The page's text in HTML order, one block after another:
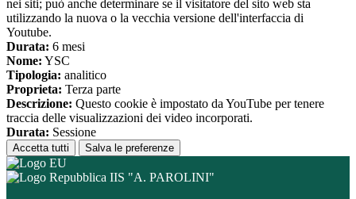
nei siti; può anche determinare se il visitatore del sito web sta
utilizzando la nuova o la vecchia versione dell'interfaccia di
Youtube.
Durata: 6 mesi
Nome: YSC
Tipologia: analitico
Proprieta: Terza parte
Descrizione: Questo cookie è impostato da YouTube per tenere
traccia delle visualizzazioni dei video incorporati.
Durata: Sessione
Accetta tutti Salva le preferenze
IIS "A. PAROLINI"